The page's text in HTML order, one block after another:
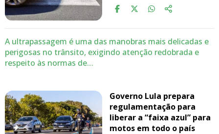
A ultrapassagem é uma das manobras mais delicadas e
perigosas no trânsito, exigindo atenção redobrada e
respeito às normas de…
Governo Lula prepara
regulamentação para
liberar a “faixa azul” para
motos em todo o país